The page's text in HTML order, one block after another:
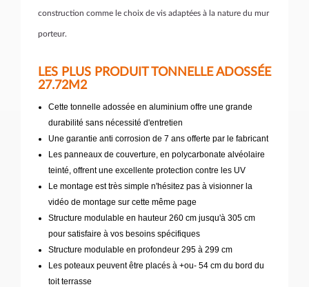
construction comme le choix de vis adaptées à la nature du mur
porteur.
LES PLUS PRODUIT TONNELLE ADOSSÉE
27.72M2
Cette tonnelle adossée en aluminium offre une grande
durabilité sans nécessité d'entretien
Une garantie anti corrosion de 7 ans offerte par le fabricant
Les panneaux de couverture, en polycarbonate alvéolaire
teinté, offrent une excellente protection contre les UV
Le montage est très simple n'hésitez pas à visionner la
vidéo de montage sur cette même page
Structure modulable en hauteur 260 cm jusqu'à 305 cm
pour satisfaire à vos besoins spécifiques
Structure modulable en profondeur 295 à 299 cm
Les poteaux peuvent être placés à +ou- 54 cm du bord du
toit terrasse